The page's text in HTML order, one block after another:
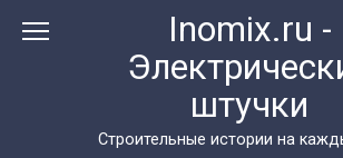
Inomix.ru -
штучки
Cтроительные истории на